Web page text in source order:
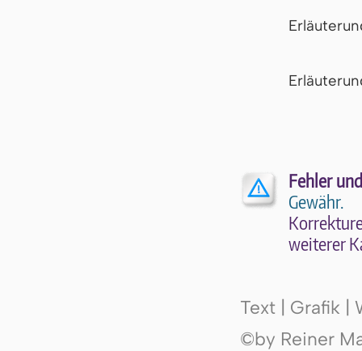
Fehler
Gewähr.
wei­te­rer
Text | Grafik |
©by Reiner